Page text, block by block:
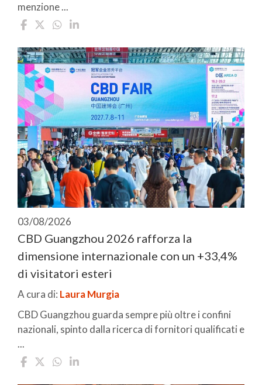
menzione ...
03/08/2026
CBD Guangzhou 2026 rafforza la
dimensione internazionale con un +33,4%
di visitatori esteri
A cura di: Laura Murgia
CBD Guangzhou guarda sempre più oltre i confini
nazionali, spinto dalla ricerca di fornitori qualificati e
...